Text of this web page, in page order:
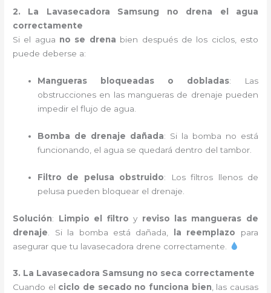
2. La Lavasecadora Samsung no drena el agua
correctamente
Si el agua no se drena bien después de los ciclos, esto
puede deberse a:
Mangueras bloqueadas o dobladas: Las
obstrucciones en las mangueras de drenaje pueden
impedir el flujo de agua.
Bomba de drenaje dañada: Si la bomba no está
funcionando, el agua se quedará dentro del tambor.
Filtro de pelusa obstruido: Los filtros llenos de
pelusa pueden bloquear el drenaje.
Solución: Limpio el filtro y reviso las mangueras de
drenaje . Si la bomba está dañada, la reemplazo para
asegurar que tu lavasecadora drene correctamente.
3. La Lavasecadora Samsung no seca correctamente
Cuando el ciclo de secado no funciona bien, las causas